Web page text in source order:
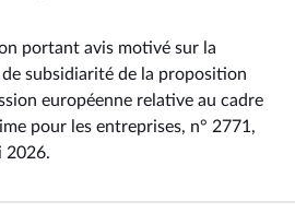
portant avis motivé sur la
subsidiarité de la proposition
européenne relative au cadre
pour les entreprises, n° 2771 ,
2026.